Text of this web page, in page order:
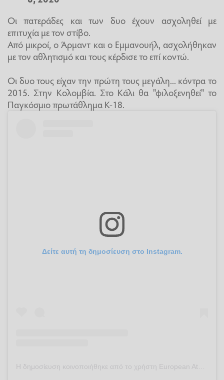
Οι πατεράδες και των δυο έχουν ασχοληθεί με
επιτυχία με τον στίβο.
Από μικροί, ο Άρμαντ και ο Εμμανουήλ, ασχολήθηκαν
με τον αθλητισμό και τους κέρδισε το επί κοντώ.
Οι δυο τους είχαν την πρώτη τους μεγάλη... κόντρα το
2015. Στην Κολομβία. Στο Κάλι θα "φιλοξενηθεί" το
Παγκόσμιο πρωτάθλημα Κ-18.
Δείτε αυτή τη δημοσίευση στο Instagram.
Η δημοσίευση κοινοποιήθηκε από το χρήστη European Athletics (@europeanathletics)